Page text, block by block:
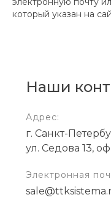
который указан на
Наши
Адрес:
г. Санкт-
ул. Седова 13,
Электронная